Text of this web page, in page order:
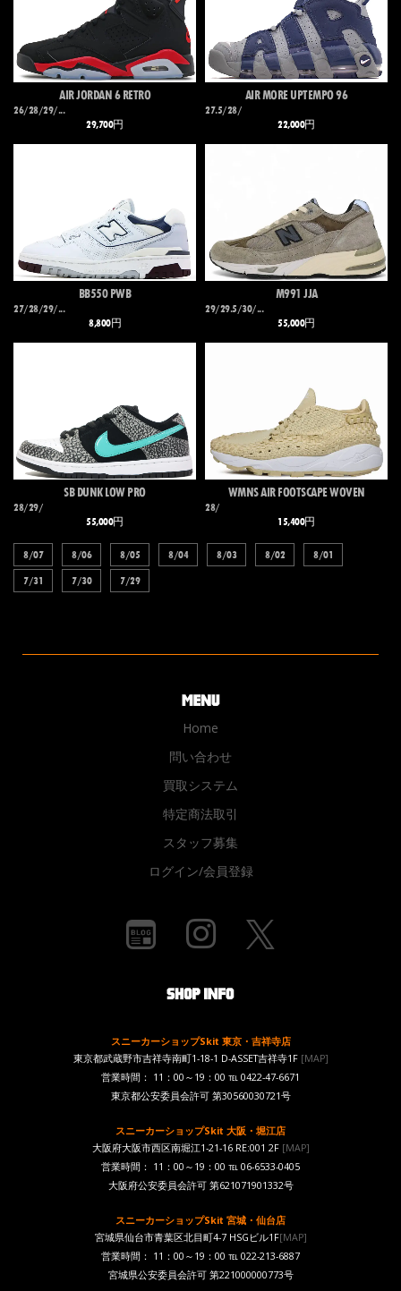
AIR JORDAN 6 RETRO
26/28/29/...
29,700円
AIR MORE UPTEMPO 96
27.5/28/
22,000円
BB550 PWB
27/28/29/...
8,800円
M991 JJA
29/29.5/30/...
55,000円
SB DUNK LOW PRO
28/29/
55,000円
WMNS AIR FOOTSCAPE WOVEN
28/
15,400円
8/07 8/06 8/05 8/04 8/03 8/02 8/01
7/31 7/30 7/29
Home
問い合わせ
買取システム
特定商法取引
スタッフ募集
ログイン/会員登録
スニーカーショップSkit 東京・吉祥寺店
東京都武蔵野市吉祥寺南町1-18-1 D-ASSET吉祥寺1F [MAP]
営業時間： 11：00～19：00 ℡ 0422-47-6671
東京都公安委員会許可 第30560030721号
スニーカーショップSkit 大阪・堀江店
大阪府大阪市西区南堀江1-21-16 RE:001 2F[MAP]
営業時間： 11：00～19：00 ℡ 06-6533-0405
大阪府公安委員会許可 第621071901332号
スニーカーショップSkit 宮城・仙台店
宮城県仙台市青葉区北目町4-7 HSGビル1F[MAP]
営業時間： 11：00～19：00 ℡ 022-213-6887
宮城県公安委員会許可 第221000000773号